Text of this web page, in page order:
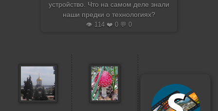
устройство. Что на самом деле знали
наши предки о технологиях?
👁️ 114 ❤️ 0 💬 0